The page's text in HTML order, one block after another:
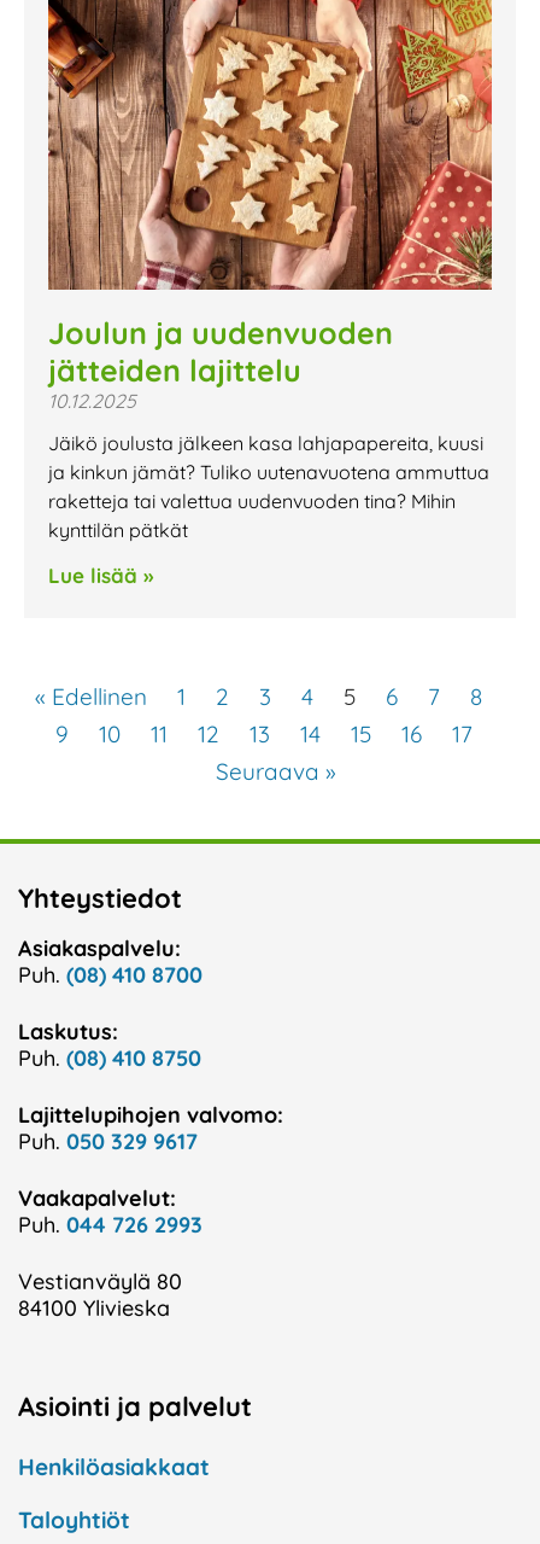
Joulun ja uudenvuoden
jätteiden lajittelu
10.12.2025
Jäikö joulusta jälkeen kasa lahjapapereita, kuusi
ja kinkun jämät? Tuliko uutenavuotena ammuttua
raketteja tai valettua uudenvuoden tina? Mihin
kynttilän pätkät
Lue lisää »
« Edellinen 1 2 3 4 5 6 7
8
9
10 11 12 13 14 15 16
17
Seuraava »
Yhteystiedot
Asiakaspalvelu:
Puh. (08) 410 8700
Laskutus:
Puh. (08) 410 8750
Lajittelupihojen valvomo:
Puh. 050 329 9617
Vaakapalvelut:
Puh. 044 726 2993
Vestianväylä 80
84100 Ylivieska
Asiointi ja palvelut
Henkilöasiakkaat
Taloyhtiöt